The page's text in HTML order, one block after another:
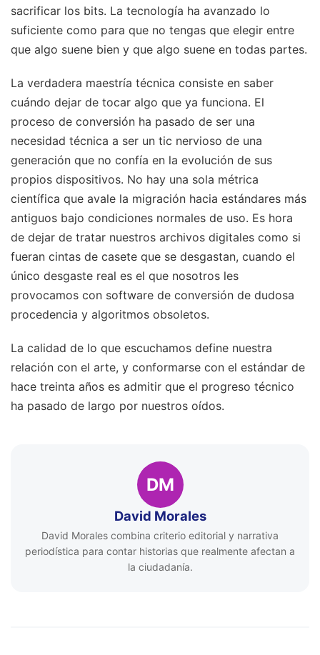
sacrificar los bits. La tecnología ha avanzado lo
suficiente como para que no tengas que elegir entre
que algo suene bien y que algo suene en todas partes.
La verdadera maestría técnica consiste en saber
cuándo dejar de tocar algo que ya funciona. El
proceso de conversión ha pasado de ser una
necesidad técnica a ser un tic nervioso de una
generación que no confía en la evolución de sus
propios dispositivos. No hay una sola métrica
científica que avale la migración hacia estándares más
antiguos bajo condiciones normales de uso. Es hora
de dejar de tratar nuestros archivos digitales como si
fueran cintas de casete que se desgastan, cuando el
único desgaste real es el que nosotros les
provocamos con software de conversión de dudosa
procedencia y algoritmos obsoletos.
La calidad de lo que escuchamos define nuestra
relación con el arte, y conformarse con el estándar de
hace treinta años es admitir que el progreso técnico
ha pasado de largo por nuestros oídos.
DM
David Morales
David Morales combina criterio editorial y narrativa
periodística para contar historias que realmente afectan a
la ciudadanía.